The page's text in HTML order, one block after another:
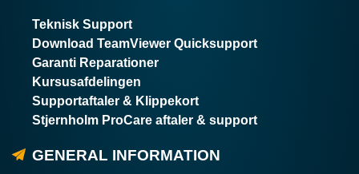
Teknisk Support
Download TeamViewer Quicksupport
Garanti Reparationer
Kursusafdelingen
Supportaftaler & Klippekort
Stjernholm ProCare aftaler & support
GENERAL INFORMATION